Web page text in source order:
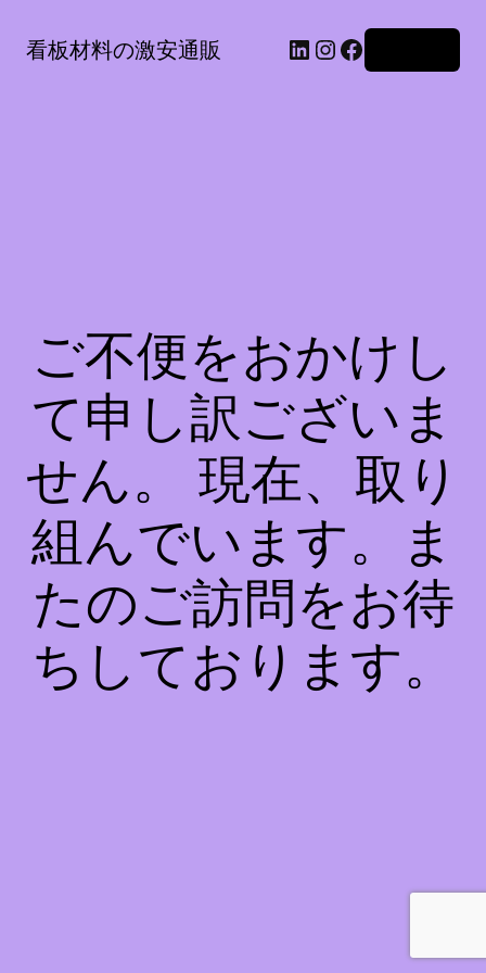
看板材料の激安通販 LinkedIn Instagram Facebook
ご不便をおかけし
て申し訳ございま
せん。 現在、取り
組んでいます。ま
たのご訪問をお待
ちしております。